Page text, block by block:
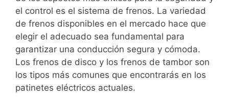
el control es el sistema de frenos. La variedad
de frenos disponibles en el mercado hace que
elegir el adecuado sea fundamental para
garantizar una conducción segura y cómoda.
Los frenos de disco y los frenos de tambor son
los tipos más comunes que encontrarás en los
patinetes eléctricos actuales.